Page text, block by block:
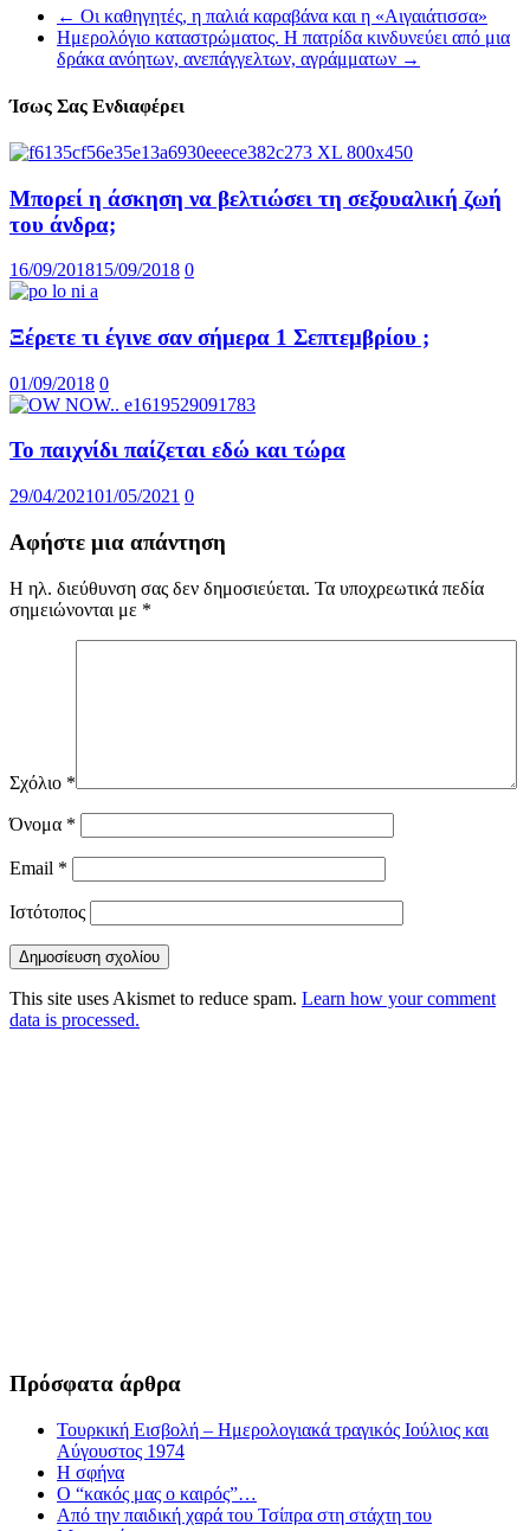
← Οι καθηγητές, η παλιά καραβάνα και η «Αιγαιάτισσα»
Ημερολόγιο καταστρώματος. Η πατρίδα κινδυνεύει από μια
δράκα ανόητων, ανεπάγγελτων, αγράμματων →
Ίσως Σας Ενδιαφέρει
Μπορεί η άσκηση να βελτιώσει τη σεξουαλική ζωή
του άνδρα;
16/09/201815/09/2018 0
Ξέρετε τι έγινε σαν σήμερα 1 Σεπτεμβρίου ;
01/09/2018 0
Το παιχνίδι παίζεται εδώ και τώρα
29/04/202101/05/2021 0
Αφήστε μια απάντηση
Η ηλ. διεύθυνση σας δεν δημοσιεύεται. Τα υποχρεωτικά πεδία
σημειώνονται με *
Σχόλιο *
Όνομα *
Email *
Ιστότοπος
This site uses Akismet to reduce spam. Learn how your comment
data is processed.
Πρόσφατα άρθρα
Τουρκική Εισβολή – Ημερολογιακά τραγικός Ιούλιος και
Αύγουστος 1974
Η σφήνα
Ο “κακός μας ο καιρός”…
Από την παιδική χαρά του Τσίπρα στη στάχτη του